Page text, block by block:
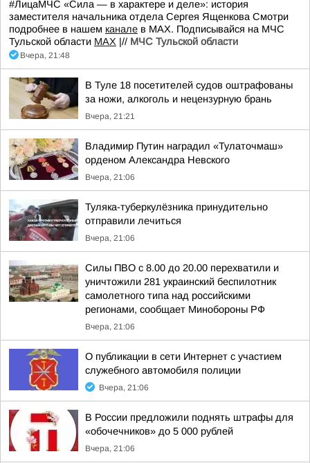
#ЛицаМЧС «Сила — в характере и деле»: история
заместителя начальника отдела Сергея Ященкова Смотри
подробнее в нашем канале в МАХ. Подписывайся на МЧС
Тульской области MAX |// МЧС Тульской области
Вчера, 21:48
В Туле 18 посетителей судов оштрафованы
за ножи, алкоголь и нецензурную брань
Вчера, 21:21
Владимир Путин наградил «Тулаточмаш»
орденом Александра Невского
Вчера, 21:06
Туляка-туберкулёзника принудительно
отправили лечиться
Вчера, 21:06
Силы ПВО с 8.00 до 20.00 перехватили и
уничтожили 281 украинский беспилотник
самолетного типа над российскими
регионами, сообщает Минобороны РФ
Вчера, 21:06
О публикации в сети Интернет с участием
служебного автомобиля полиции
Вчера, 21:06
В России предложили поднять штрафы для
«обочечников» до 5 000 рублей
Вчера, 21:06